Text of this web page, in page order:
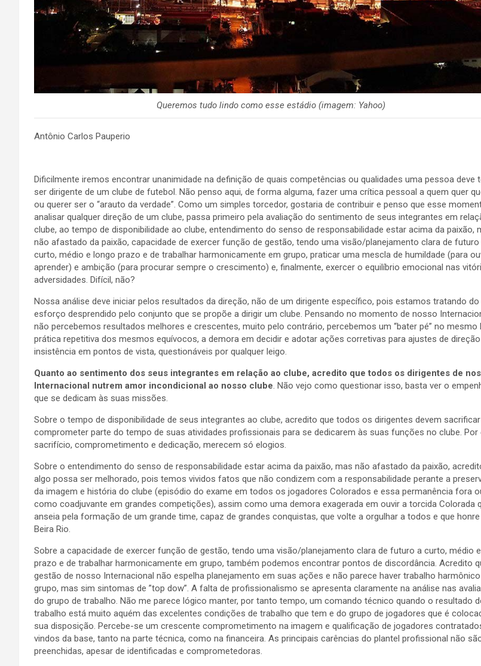
Queremos tudo lindo como esse estádio (imagem: Yahoo)
Antônio Carlos Pauperio
Dificilmente iremos encontrar unanimidade na definição de quais competências ou qualidades uma pessoa deve
ser dirigente de um clube de futebol. Não penso aqui, de forma alguma, fazer uma crítica pessoal a quem quer
ou querer ser o “arauto da verdade”. Como um simples torcedor, gostaria de contribuir e penso que esse
analisar qualquer direção de um clube, passa primeiro pela avaliação do sentimento de seus integrantes em
clube, ao tempo de disponibilidade ao clube, entendimento do senso de responsabilidade estar acima da paixão,
não afastado da paixão, capacidade de exercer função de gestão, tendo uma visão/planejamento clara de futuro
curto, médio e longo prazo e de trabalhar harmonicamente em grupo, praticar uma mescla de humildade (para
aprender) e ambição (para procurar sempre o crescimento) e, finalmente, exercer o equilíbrio emocional nas
adversidades. Difícil, não?
Nossa análise deve iniciar pelos resultados da direção, não de um dirigente específico, pois estamos tratando do
esforço desprendido pelo conjunto que se propõe a dirigir um clube. Pensando no momento de nosso
não percebemos resultados melhores e crescentes, muito pelo contrário, percebemos um “bater pé” no mesmo
prática repetitiva dos mesmos equívocos, a demora em decidir e adotar ações corretivas para ajustes de
insistência em pontos de vista, questionáveis por qualquer leigo.
Quanto ao sentimento dos seus integrantes em relação ao clube, acredito que todos os dirigentes de
Internacional nutrem amor incondicional ao nosso clube. Não vejo como questionar isso, basta ver o
que se dedicam às suas missões.
Sobre o tempo de disponibilidade de seus integrantes ao clube, acredito que todos os dirigentes devem
comprometer parte do tempo de suas atividades profissionais para se dedicarem às suas funções no clube. Por
sacrifício, comprometimento e dedicação, merecem só elogios.
Sobre o entendimento do senso de responsabilidade estar acima da paixão, mas não afastado da paixão,
algo possa ser melhorado, pois temos vividos fatos que não condizem com a responsabilidade perante a
da imagem e história do clube (episódio do exame em todos os jogadores Colorados e essa permanência fora
como coadjuvante em grandes competições), assim como uma demora exagerada em ouvir a torcida Colorada
anseia pela formação de um grande time, capaz de grandes conquistas, que volte a orgulhar a todos e que
Beira Rio.
Sobre a capacidade de exercer função de gestão, tendo uma visão/planejamento clara de futuro a curto, médio
prazo e de trabalhar harmonicamente em grupo, também podemos encontrar pontos de discordância. Acredito
gestão de nosso Internacional não espelha planejamento em suas ações e não parece haver trabalho
grupo, mas sim sintomas de ”top dow”. A falta de profissionalismo se apresenta claramente na análise nas
do grupo de trabalho. Não me parece lógico manter, por tanto tempo, um comando técnico quando o resultado
trabalho está muito aquém das excelentes condições de trabalho que tem e do grupo de jogadores que é
sua disposição. Percebe-se um crescente comprometimento na imagem e qualificação de jogadores
vindos da base, tanto na parte técnica, como na financeira. As principais carências do plantel profissional não
preenchidas, apesar de identificadas e comprometedoras.